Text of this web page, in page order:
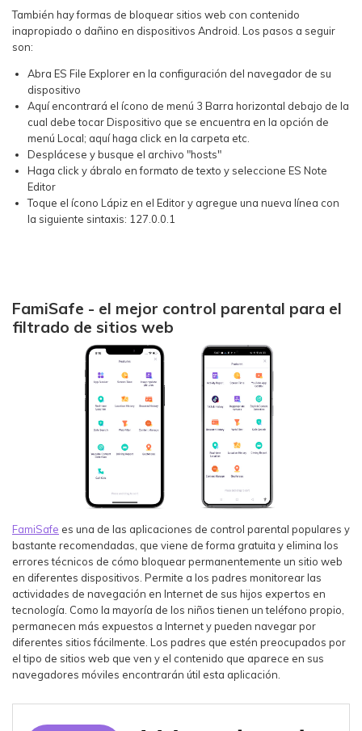
También hay formas de bloquear sitios web con contenido
inapropiado o dañino en dispositivos Android. Los pasos a seguir
son:
Abra ES File Explorer en la configuración del navegador de su
dispositivo
Aquí encontrará el ícono de menú 3 Barra horizontal debajo de la
cual debe tocar Dispositivo que se encuentra en la opción de
menú Local; aquí haga click en la carpeta etc.
Desplácese y busque el archivo "hosts"
Haga click y ábralo en formato de texto y seleccione ES Note
Editor
Toque el ícono Lápiz en el Editor y agregue una nueva línea con
la siguiente sintaxis: 127.0.0.1
FamiSafe - el mejor control parental para el
filtrado de sitios web
FamiSafe es una de las aplicaciones de control parental populares y
bastante recomendadas, que viene de forma gratuita y elimina los
errores técnicos de cómo bloquear permanentemente un sitio web
en diferentes dispositivos. Permite a los padres monitorear las
actividades de navegación en Internet de sus hijos expertos en
tecnología. Como la mayoría de los niños tienen un teléfono propio,
permanecen más expuestos a Internet y pueden navegar por
diferentes sitios fácilmente. Los padres que estén preocupados por
el tipo de sitios web que ven y el contenido que aparece en sus
navegadores móviles encontrarán útil esta aplicación.